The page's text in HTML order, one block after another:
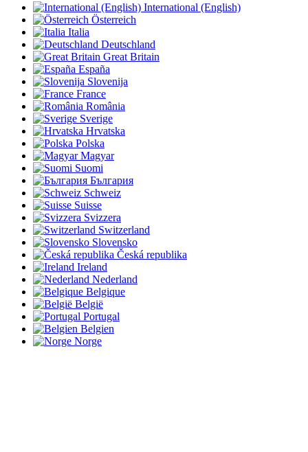
International (English)
Österreich
Italia
Deutschland
Great Britain
España
Slovenija
France
România
Sverige
Hrvatska
Polska
Magyar
Suomi
България
Schweiz
Suisse
Svizzera
Switzerland
Slovensko
Česká republika
Ireland
Nederland
Belgique
België
Portugal
Belgien
Norge